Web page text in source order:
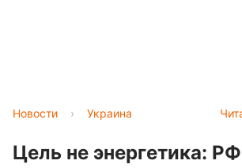
Новости › Украина
Цель не энергетика: